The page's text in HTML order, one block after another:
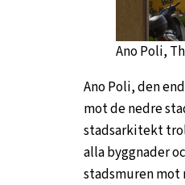
Ano Poli,
Ano Poli, den
mot de nedre
stadsarkitekt
alla byggnader
stadsmuren mot